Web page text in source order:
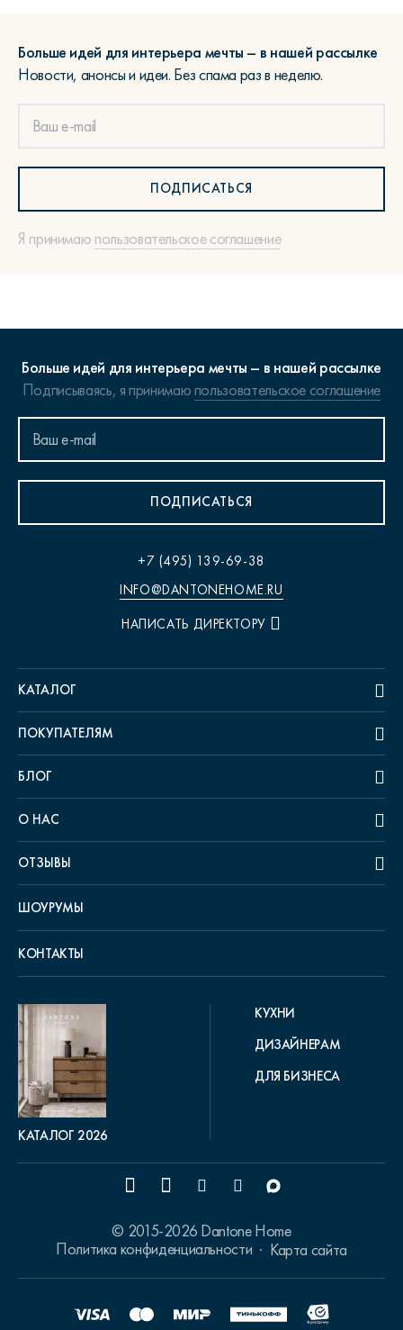
Больше идей для интерьера мечты – в нашей рассылке
Новости, анонсы и идеи. Без спама раз в неделю.
ПОДПИСАТЬСЯ
Я принимаю пользовательское соглашение
Больше идей для интерьера мечты – в нашей рассылке
Подписываясь, я принимаюпользовательское соглашение
ПОДПИСАТЬСЯ
+7 (495) 139-69-38
INFO@DANTONEHOME.RU
НАПИСАТЬ ДИРЕКТОРУ
КАТАЛОГ
ПОКУПАТЕЛЯМ
БЛОГ
О НАС
ОТЗЫВЫ
ШОУРУМЫ
КОНТАКТЫ
КАТАЛОГ 2026
КУХНИ
ДИЗАЙНЕРАМ
ДЛЯ БИЗНЕСА
© 2015-2026 Dantone Home
Политика конфиденциальности
Карта сайта